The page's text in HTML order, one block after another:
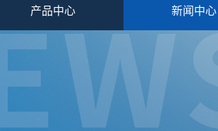
产品中心 新闻中心